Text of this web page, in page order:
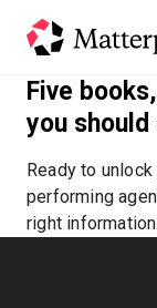
content
ソリューション
製品
料金設定
Five
you
Ready to
performing
right information.